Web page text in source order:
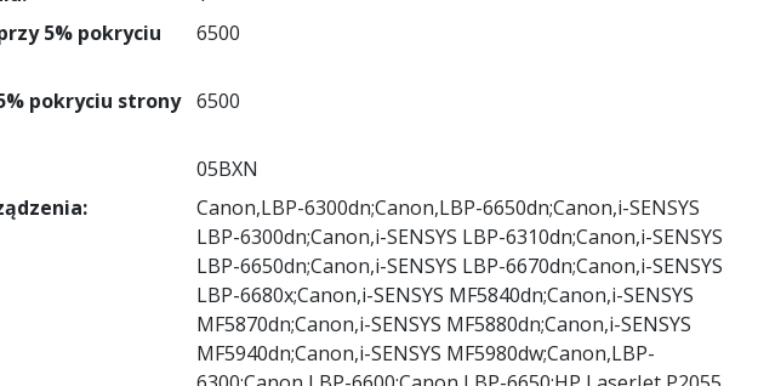
5% pokryciu
6500
pokryciu strony 6500
05BXN
Canon,LBP-6300dn;Canon,LBP-6650dn;Canon,i-SENSYS
LBP-6300dn;Canon,i-SENSYS LBP-6310dn;Canon,i-SENSYS
LBP-6650dn;Canon,i-SENSYS LBP-6670dn;Canon,i-SENSYS
LBP-6680x;Canon,i-SENSYS MF5840dn;Canon,i-SENSYS
MF5870dn;Canon,i-SENSYS MF5880dn;Canon,i-SENSYS
MF5940dn;Canon,i-SENSYS MF5980dw;Canon,LBP-